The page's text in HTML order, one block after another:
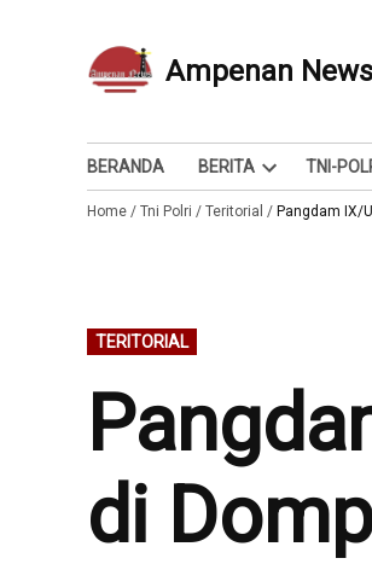
Ampenan News
Berita dan Info
BERANDA BERITA
Open
dropdown
TNI-
Home / Tni Polri / Teritorial / Pangdam IX/
POSTED
IN
TERITORIAL
di